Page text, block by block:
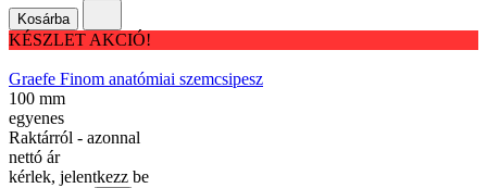
Kosárba
KÉSZLET AKCIÓ!
Graefe Finom anatómiai szemcsipesz
100 mm
egyenes
Raktárról - azonnal
nettó ár
kérlek, jelentkezz be